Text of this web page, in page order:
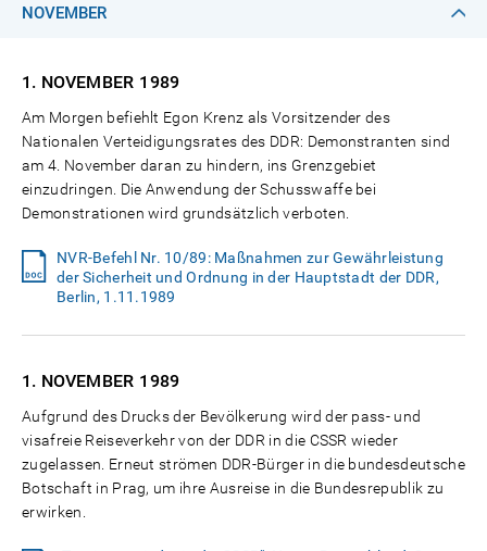
NOVEMBER
1. NOVEMBER 1989
Am Morgen befiehlt Egon Krenz als Vorsitzender des
Nationalen Verteidigungsrates des DDR: Demonstranten sind
am 4. November daran zu hindern, ins Grenzgebiet
einzudringen. Die Anwendung der Schusswaffe bei
Demonstrationen wird grundsätzlich verboten.
NVR-Befehl Nr. 10/89: Maßnahmen zur Gewährleistung
der Sicherheit und Ordnung in der Hauptstadt der DDR,
Berlin, 1.11.1989
1. NOVEMBER 1989
Aufgrund des Drucks der Bevölkerung wird der pass- und
visafreie Reiseverkehr von der DDR in die CSSR wieder
zugelassen. Erneut strömen DDR-Bürger in die bundesdeutsche
Botschaft in Prag, um ihre Ausreise in die Bundesrepublik zu
erwirken.